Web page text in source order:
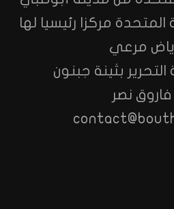
المتحدة مركزا رئيسيا لها
مرعي
بثينة جبنون
نصر